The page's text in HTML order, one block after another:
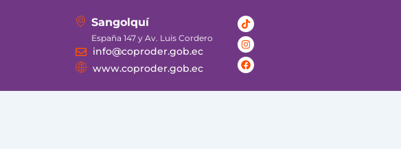
Sangolquí
España 147 y Av. Luis Cordero
info@coproder.gob.ec
www.coproder.gob.ec
Tiktok
Instagram
Facebook